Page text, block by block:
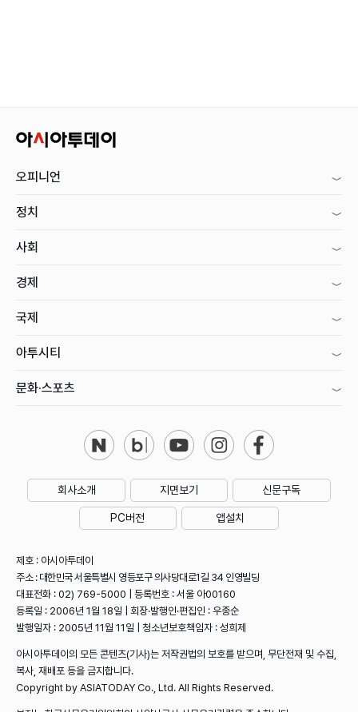
오피니언
정치
사회
경제
국제
아투시티
문화·스포츠
회사소개 지면보기 신문구독
PC버전 앱설치
제호 : 아시아투데이
주소 : 대한민국 서울특별시 영등포구 의사당대로1길 34 인영빌딩
대표전화 : 02) 769-5000 | 등록번호 : 서울 아00160
등록일 : 2006년 1월 18일 | 회장·발행인·편집인 : 우종순
발행일자 : 2005년 11월 11일 | 청소년보호책임자 : 성희제
아시아투데이의 모든 콘텐츠(기사)는 저작권법의 보호를 받으며, 무단전재 및 수집,
복사, 재배포 등을 금지합니다.
Copyright by ASIATODAY Co., Ltd. All Rights Reserved.